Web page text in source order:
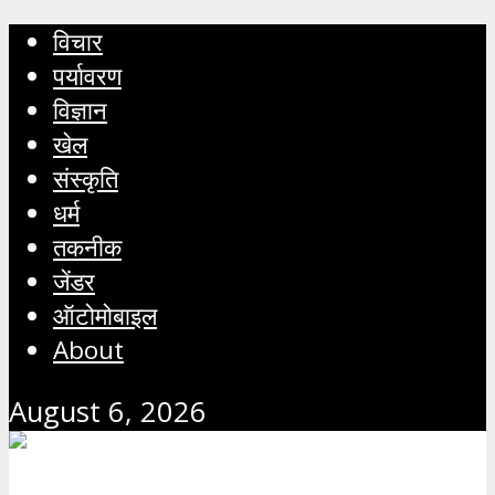
विचार
पर्यावरण
विज्ञान
खेल
संस्कृति
धर्म
तकनीक
जेंडर
ऑटोमोबाइल
About
August 6, 2026